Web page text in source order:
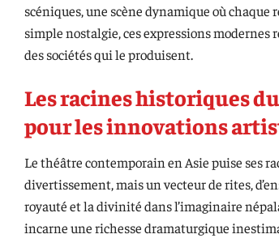
scéniques, une scène dynamique où
simple nostalgie, ces expressions
des sociétés qui le produisent.
Les racines historiques
pour les innovations
Le théâtre contemporain en Asie puise ses
divertissement, mais un vecteur de rites,
royauté et la divinité dans l’imaginaire
incarne une richesse dramaturgique